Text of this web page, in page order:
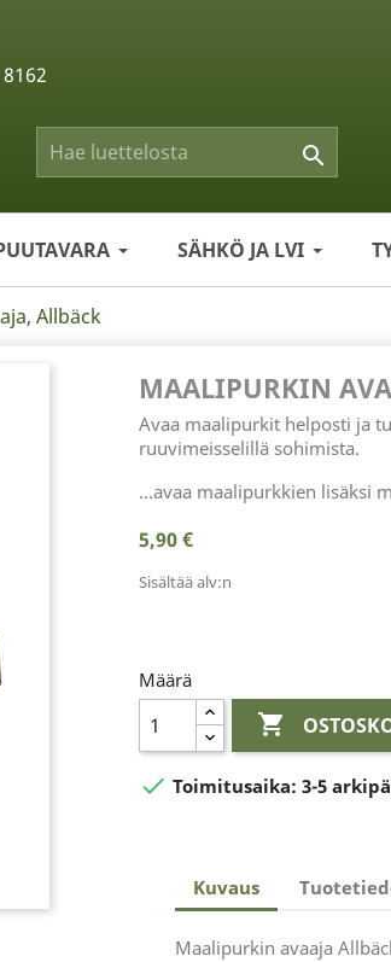

SÄHKÖ JA LVI
Allbäck
MAALIPURKIN
Avaa maalipurkit helposti ja
ruuvimeisselillä sohimista.
...avaa maalipurkkien lisäksi
5,90 €
Sisältää alv:n
Määrä

 Toimitusaika: 3-5
Kuvaus
Maalipurkin avaaja